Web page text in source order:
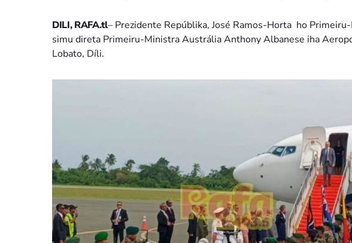
DILI, RAFA.tl– Prezidente Repúblika, José Ramos-Horta ho
simu direta Primeiru-Ministra Austrália Anthony Albanese iha
Lobato, Díli.